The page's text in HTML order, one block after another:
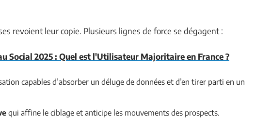
revoient leur copie. Plusieurs lignes de force se dégagent :
Social 2025 : Quel est l'Utilisateur Majoritaire en France ?
capables d’absorber un déluge de données et d’en tirer parti en un
qui affine le ciblage et anticipe les mouvements des prospects.